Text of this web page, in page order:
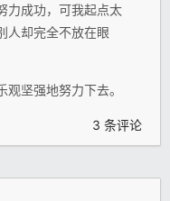
力成功，可我起点太
人却完全不放在眼
坚强地努力下去。
3 条评论